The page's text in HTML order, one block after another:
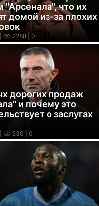
"Арсенала", что их
домой из-за плохих
2288 | 0
дорогих продаж
и почему это
о заслугах
530 | 0